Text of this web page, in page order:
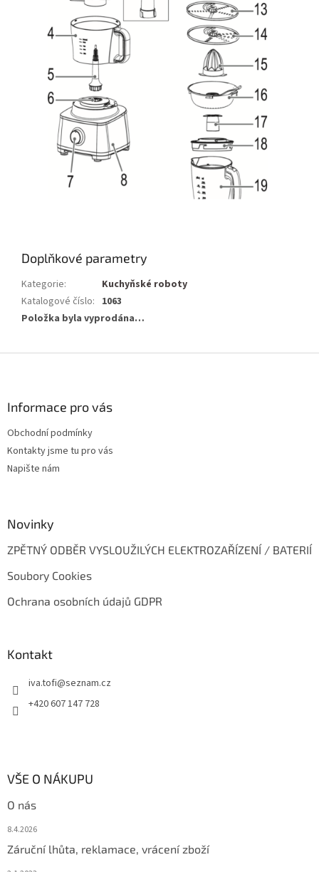
Doplňkové parametry
Kategorie:
Kuchyňské roboty
Katalogové číslo: 1063
Položka byla vyprodána…
Informace pro vás
Obchodní podmínky
Kontakty jsme tu pro vás
Napište nám
Novinky
ZPĚTNÝ ODBĚR VYSLOUŽILÝCH ELEKTROZAŘÍZENÍ / BATERIÍ
Soubory Cookies
Ochrana osobních údajů GDPR
Kontakt
iva.tofi@seznam.cz
+420 607 147 728
VŠE O NÁKUPU
O nás
8.4.2026
Záruční lhůta, reklamace, vrácení zboží